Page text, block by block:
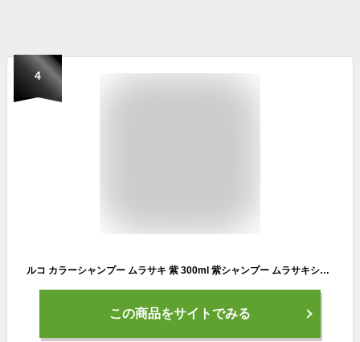
4
ルコ カラーシャンプー ムラサキ 紫 300ml 紫シャンプー ムラサキシャンプー ブリーチケア アッシュ シルバー ケア ルコシャンプー
この商品をサイトでみる